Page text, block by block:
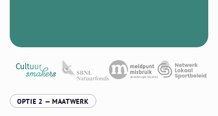
OPTIE 2 — MAATWERK